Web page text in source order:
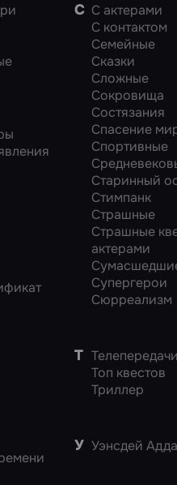
С С актерами
С контактом
Семейные
Сказки
Сложные
Сокровища
Состязания
Спасение
Спортивные
Старинный
Стимпанк
Страшные
Страшные
актерами
Супергерои
Сюрреализм
Т Телепередачи
Топ квестов
Триллер
У Уэнсдей